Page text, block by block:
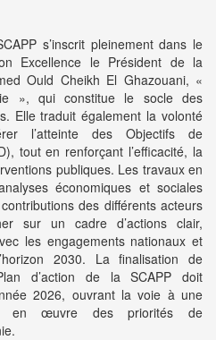
s’inscrit pleinement dans le
Excellence le Président de la
Ould Cheikh El Ghazouani, «
», qui constitue le socle des
Elle traduit également la volonté
l’atteinte des Objectifs de
tout en renforçant l’efficacité, la
publiques. Les travaux en
économiques et sociales
des différents acteurs
sur un cadre d’actions clair,
les engagements nationaux et
2030. La finalisation de
d’action de la SCAPP doit
2026, ouvrant la voie à une
en œuvre des priorités de